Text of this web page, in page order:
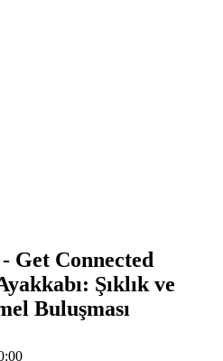
Get Connected
Şıklık ve
Buluşması